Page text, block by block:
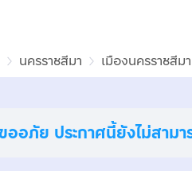
นครราชสีมา เมืองนครราชสีมา
ขออภัย ประกาศนี้ยังไม่สามา